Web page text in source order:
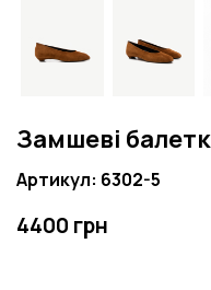
Замшеві
Артикул: 6302-5
4400 грн